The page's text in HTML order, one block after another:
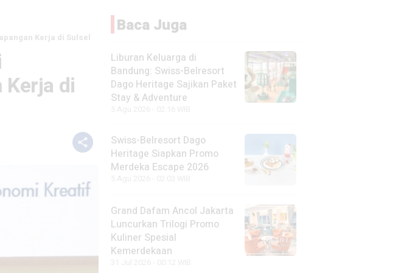
Kerja di Sulsel
di
Baca Juga
Liburan Keluarga di
Bandung: Swiss-Belresort
Dago Heritage Sajikan Paket
Stay & Adventure
Swiss-Belresort Dago
Heritage Siapkan Promo
Merdeka Escape 2026
Grand Dafam Ancol Jakarta
Luncurkan Trilogi Promo
Kuliner Spesial
Kemerdekaan